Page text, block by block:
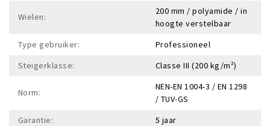
Wielen:
200 mm / polyamide / in
hoogte verstelbaar
Type gebruiker:
Professioneel
Steigerklasse:
Classe III (200 kg/m²)
Norm:
NEN-EN 1004-3 / EN 1298
/ TUV-GS
Garantie:
5 jaar